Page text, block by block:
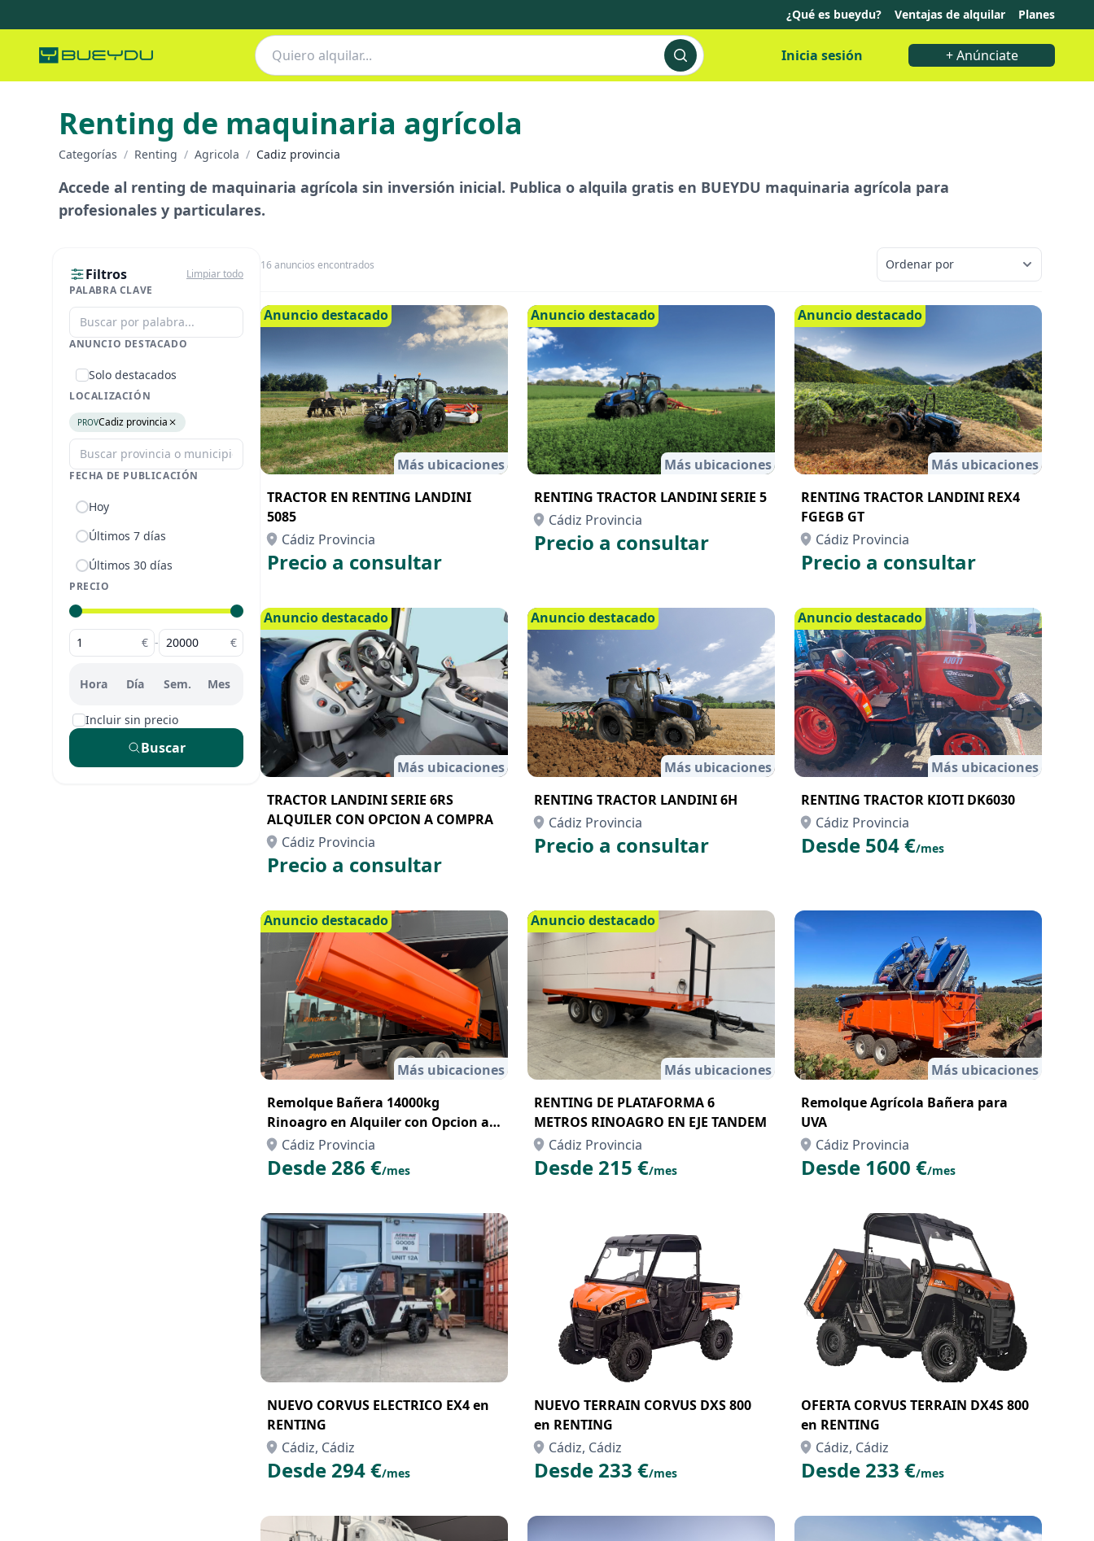
¿Qué es bueydu? Ventajas de alquilar Planes
Inicia sesión + Anúnciate
Renting de maquinaria agrícola
Categorías / Renting / Agricola / Cadiz provincia
Accede al renting de maquinaria agrícola sin inversión inicial. Publica o alquila gratis en BUEYDU maquinaria agrícola para
profesionales y particulares.
Filtros
Limpiar todo
PALABRA CLAVE
ANUNCIO DESTACADO
Solo destacados
LOCALIZACIÓN
PROVCadiz provincia
FECHA DE PUBLICACIÓN
Hoy
Últimos 7 días
Últimos 30 días
PRECIO
€ - €
Hora Día Sem. Mes
Incluir sin precio
Buscar
16anuncios encontrados
Anuncio destacado
Más ubicaciones
TRACTOR EN RENTING LANDINI
5085
Cádiz Provincia
Precio a consultar
Anuncio destacado
Más ubicaciones
RENTING TRACTOR LANDINI SERIE 5
Cádiz Provincia
Precio a consultar
Anuncio destacado
Más ubicaciones
RENTING TRACTOR LANDINI REX4
FGEGB GT
Cádiz Provincia
Precio a consultar
Anuncio destacado
Más ubicaciones
TRACTOR LANDINI SERIE 6RS
ALQUILER CON OPCION A COMPRA
Cádiz Provincia
Precio a consultar
Anuncio destacado
Más ubicaciones
RENTING TRACTOR LANDINI 6H
Cádiz Provincia
Precio a consultar
Anuncio destacado
Más ubicaciones
RENTING TRACTOR KIOTI DK6030
Cádiz Provincia
Desde 504 €/mes
Anuncio destacado
Más ubicaciones
Remolque Bañera 14000kg
Rinoagro en Alquiler con Opcion a
Compra con Renting
Cádiz Provincia
Desde 286 €/mes
Anuncio destacado
Más ubicaciones
RENTING DE PLATAFORMA 6
METROS RINOAGRO EN EJE TANDEM
Cádiz Provincia
Desde 215 €/mes
Más ubicaciones
Remolque Agrícola Bañera para
UVA
Cádiz Provincia
Desde 1600 €/mes
NUEVO CORVUS ELECTRICO EX4 en
RENTING
Cádiz, Cádiz
Desde 294 €/mes
NUEVO TERRAIN CORVUS DXS 800
en RENTING
Cádiz, Cádiz
Desde 233 €/mes
OFERTA CORVUS TERRAIN DX4S 800
en RENTING
Cádiz, Cádiz
Desde 233 €/mes